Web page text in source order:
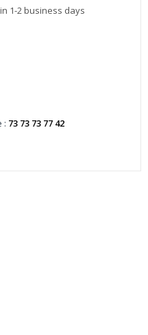
1-2 business days
: 73 73 73 77 42